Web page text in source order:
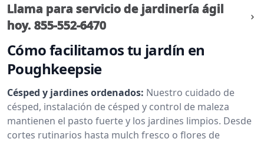
Llama para servicio de jardinería ágil
hoy. 855-552-6470
Cómo facilitamos tu jardín en
Poughkeepsie
Césped y jardines ordenados: Nuestro cuidado de
césped, instalación de césped y control de maleza
mantienen el pasto fuerte y los jardines limpios. Desde
cortes rutinarios hasta mulch fresco o flores de